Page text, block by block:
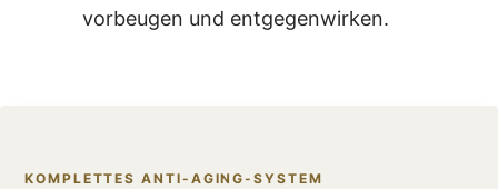
vorbeugen und entgegenwirken.
KOMPLETTES ANTI-AGING-SYSTEM